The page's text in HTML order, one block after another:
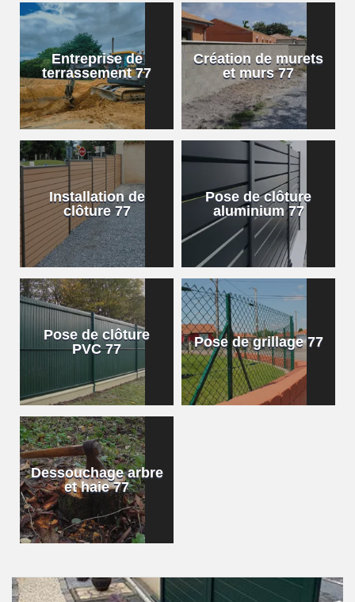
Entreprise de
terrassement 77
Création de murets
et murs 77
Installation de
clôture 77
Pose de clôture
aluminium 77
Pose de clôture
PVC 77
Pose de grillage 77
Dessouchage arbre
et haie 77